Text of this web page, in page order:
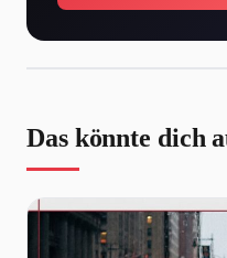
Das könnte dich